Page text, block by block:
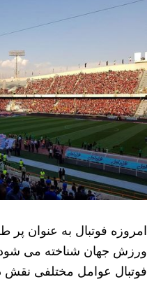
امروزه فوتبال به عنوان پر
ورزش جهان شناخته می
فوتبال عوامل مختلفی نقش